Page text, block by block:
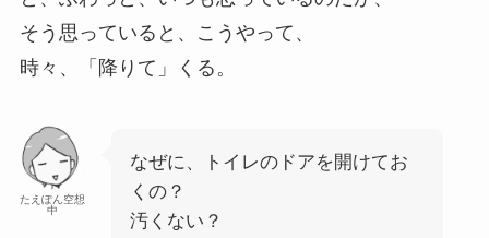
そう思っていると、こうやって、
時々、「降りて」くる。
たえぽん空想
中
なぜに、トイレのドアを開けてお
くの？
汚くない？